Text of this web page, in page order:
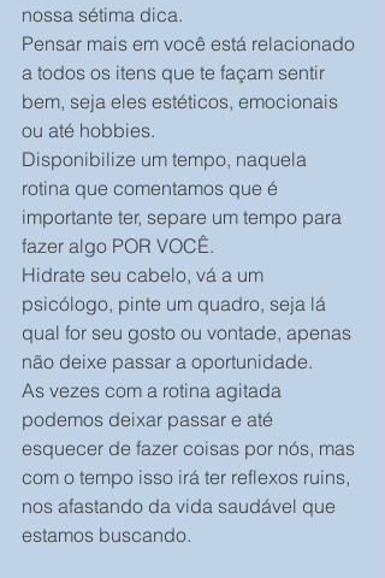
nossa sétima dica.
Pensar mais em você está relacionado
a todos os itens que te façam sentir
bem, seja eles estéticos, emocionais
ou até hobbies.
Disponibilize um tempo, naquela
rotina que comentamos que é
importante ter, separe um tempo para
fazer algo POR VOCÊ.
Hidrate seu cabelo, vá a um
psicólogo, pinte um quadro, seja lá
qual for seu gosto ou vontade, apenas
não deixe passar a oportunidade.
As vezes com a rotina agitada
podemos deixar passar e até
esquecer de fazer coisas por nós, mas
com o tempo isso irá ter reflexos ruins,
nos afastando da vida saudável que
estamos buscando.